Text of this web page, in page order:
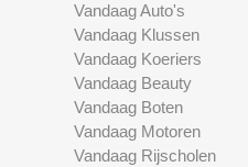
Vandaag Auto's
Vandaag Klussen
Vandaag Koeriers
Vandaag Beauty
Vandaag Boten
Vandaag Motoren
Vandaag Rijscholen